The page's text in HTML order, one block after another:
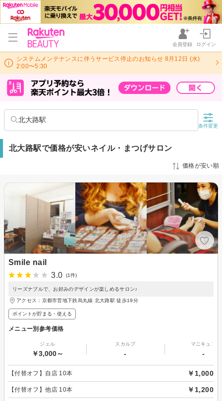
会員登録 ログイン
システムメンテナンスに伴うサービス停止のお知らせ 8月12日 (水)
2:00〜5:30
北大路駅
条件変更
北大路駅で価格が安いネイル・まつげサロン
価格が安い順
Smile nail
3.0
(1件)
リーズナブルで、お好みのデザインが楽しめるサロン♪
アクセス：京都市営地下鉄烏丸線 北大路駅 徒歩19分
ポイントが貯まる・使える
メニュー別参考価格
ジェル
￥3,000～
スカルプ
-
マニキュア
-
【付替オフ】自店 10本 ￥1,000
【付替オフ】他店 10本 ￥1,200